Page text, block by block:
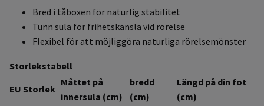
Bred i tåboxen för naturlig stabilitet
Tunn sula för frihetskänsla vid rörelse
Flexibel för att möjliggöra naturliga rörelsemönster
Storlekstabell
EU Storlek
Måttet på
innersula (cm)
bredd
(cm)
Längd på din fot
(cm)